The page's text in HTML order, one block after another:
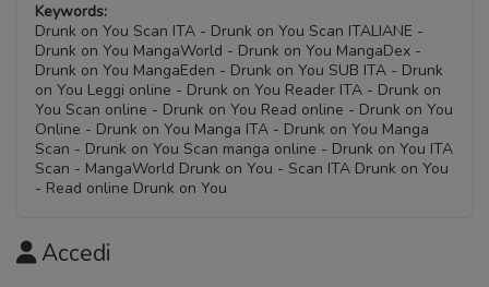
Keywords:
Drunk on You Scan ITA - Drunk on You Scan ITALIANE -
Drunk on You MangaWorld - Drunk on You MangaDex -
Drunk on You MangaEden - Drunk on You SUB ITA - Drunk
on You Leggi online - Drunk on You Reader ITA - Drunk on
You Scan online - Drunk on You Read online - Drunk on You
Online - Drunk on You Manga ITA - Drunk on You Manga
Scan - Drunk on You Scan manga online - Drunk on You ITA
Scan - MangaWorld Drunk on You - Scan ITA Drunk on You
- Read online Drunk on You
Accedi